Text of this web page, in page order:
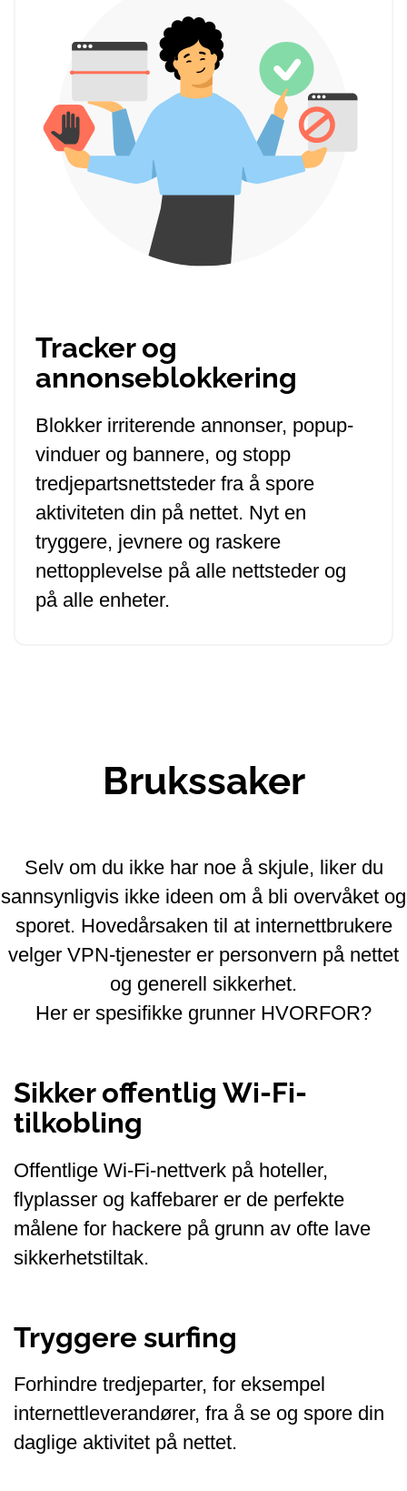
Tracker og
annonseblokkering
Blokker irriterende annonser, popup-
vinduer og bannere, og stopp
tredjepartsnettsteder fra å spore
aktiviteten din på nettet. Nyt en
tryggere, jevnere og raskere
nettopplevelse på alle nettsteder og
på alle enheter.
Brukssaker
Selv om du ikke har noe å skjule, liker du
sannsynligvis ikke ideen om å bli overvåket og
sporet. Hovedårsaken til at internettbrukere
velger VPN-tjenester er personvern på nettet
og generell sikkerhet.
Her er spesifikke grunner HVORFOR?
Sikker offentlig Wi-Fi-
tilkobling
Offentlige Wi-Fi-nettverk på hoteller,
flyplasser og kaffebarer er de perfekte
målene for hackere på grunn av ofte lave
sikkerhetstiltak.
Tryggere surfing
Forhindre tredjeparter, for eksempel
internettleverandører, fra å se og spore din
daglige aktivitet på nettet.